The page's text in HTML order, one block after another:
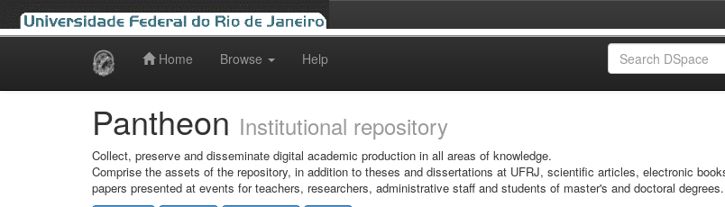
Home Browse Help
Pantheon Institutional repository
Collect, preserve and disseminate digital academic production in all areas of knowledge.
Comprise the assets of the repository, in addition to theses and dissertations at UFRJ, scientific articles, electronic
papers presented at events for teachers, researchers, administrative staff and students of master's and doctoral degrees.